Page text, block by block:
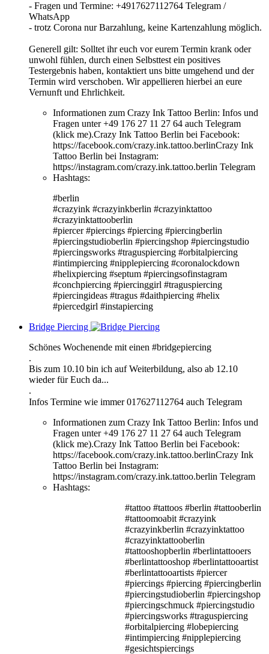
- Fragen und Termine: +4917627112764 Telegram /
WhatsApp
- trotz Corona nur Barzahlung, keine Kartenzahlung möglich.
Generell gilt: Solltet ihr euch vor eurem Termin krank oder
unwohl fühlen, durch einen Selbsttest ein positives
Testergebnis haben, kontaktiert uns bitte umgehend und der
Termin wird verschoben. Wir appellieren hierbei an eure
Vernunft und Ehrlichkeit.
Informationen zum Crazy Ink Tattoo Berlin: Infos und
Fragen unter +49 176 27 11 27 64 auch Telegram
(klick me).Crazy Ink Tattoo Berlin bei Facebook:
https://facebook.com/crazy.ink.tattoo.berlinCrazy Ink
Tattoo Berlin bei Instagram:
https://instagram.com/crazy.ink.tattoo.berlin Telegram
Hashtags:
#berlin
#crazyink #crazyinkberlin #crazyinktattoo
#crazyinktattooberlin
#piercer #piercings #piercing #piercingberlin
#piercingstudioberlin #piercingshop #piercingstudio
#piercingsworks #traguspiercing #orbitalpiercing
#intimpiercing #nipplepiercing #coronalockdown
#helixpiercing #septum #piercingsofinstagram
#conchpiercing #piercinggirl #traguspiercing
#piercingideas #tragus #daithpiercing #helix
#piercedgirl #instapiercing
Bridge Piercing
Schönes Wochenende mit einen #bridgepiercing
.
Bis zum 10.10 bin ich auf Weiterbildung, also ab 12.10
wieder für Euch da...
.
Infos Termine wie immer 017627112764 auch Telegram⠀
Informationen zum Crazy Ink Tattoo Berlin: Infos und
Fragen unter +49 176 27 11 27 64 auch Telegram
(klick me).Crazy Ink Tattoo Berlin bei Facebook:
https://facebook.com/crazy.ink.tattoo.berlinCrazy Ink
Tattoo Berlin bei Instagram:
https://instagram.com/crazy.ink.tattoo.berlin Telegram
Hashtags:
#tattoo #tattoos #berlin #tattooberlin
#tattoomoabit #crazyink
#crazyinkberlin #crazyinktattoo
#crazyinktattooberlin
#tattooshopberlin #berlintattooers
#berlintattooshop #berlintattooartist
#berlintattooartists #piercer
#piercings #piercing #piercingberlin
#piercingstudioberlin #piercingshop
#piercingschmuck #piercingstudio
#piercingsworks #traguspiercing
#orbitalpiercing #lobepiercing
#intimpiercing #nipplepiercing
#gesichtspiercings